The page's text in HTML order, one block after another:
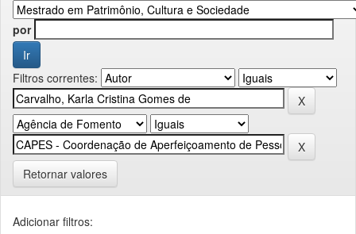
por
Filtros correntes:
Retornar valores
Adicionar filtros: